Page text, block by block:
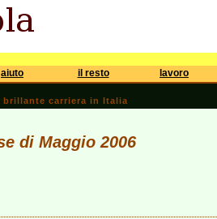
aiuto il resto lavoro
brillante carriera in Italia
di Maggio 2006